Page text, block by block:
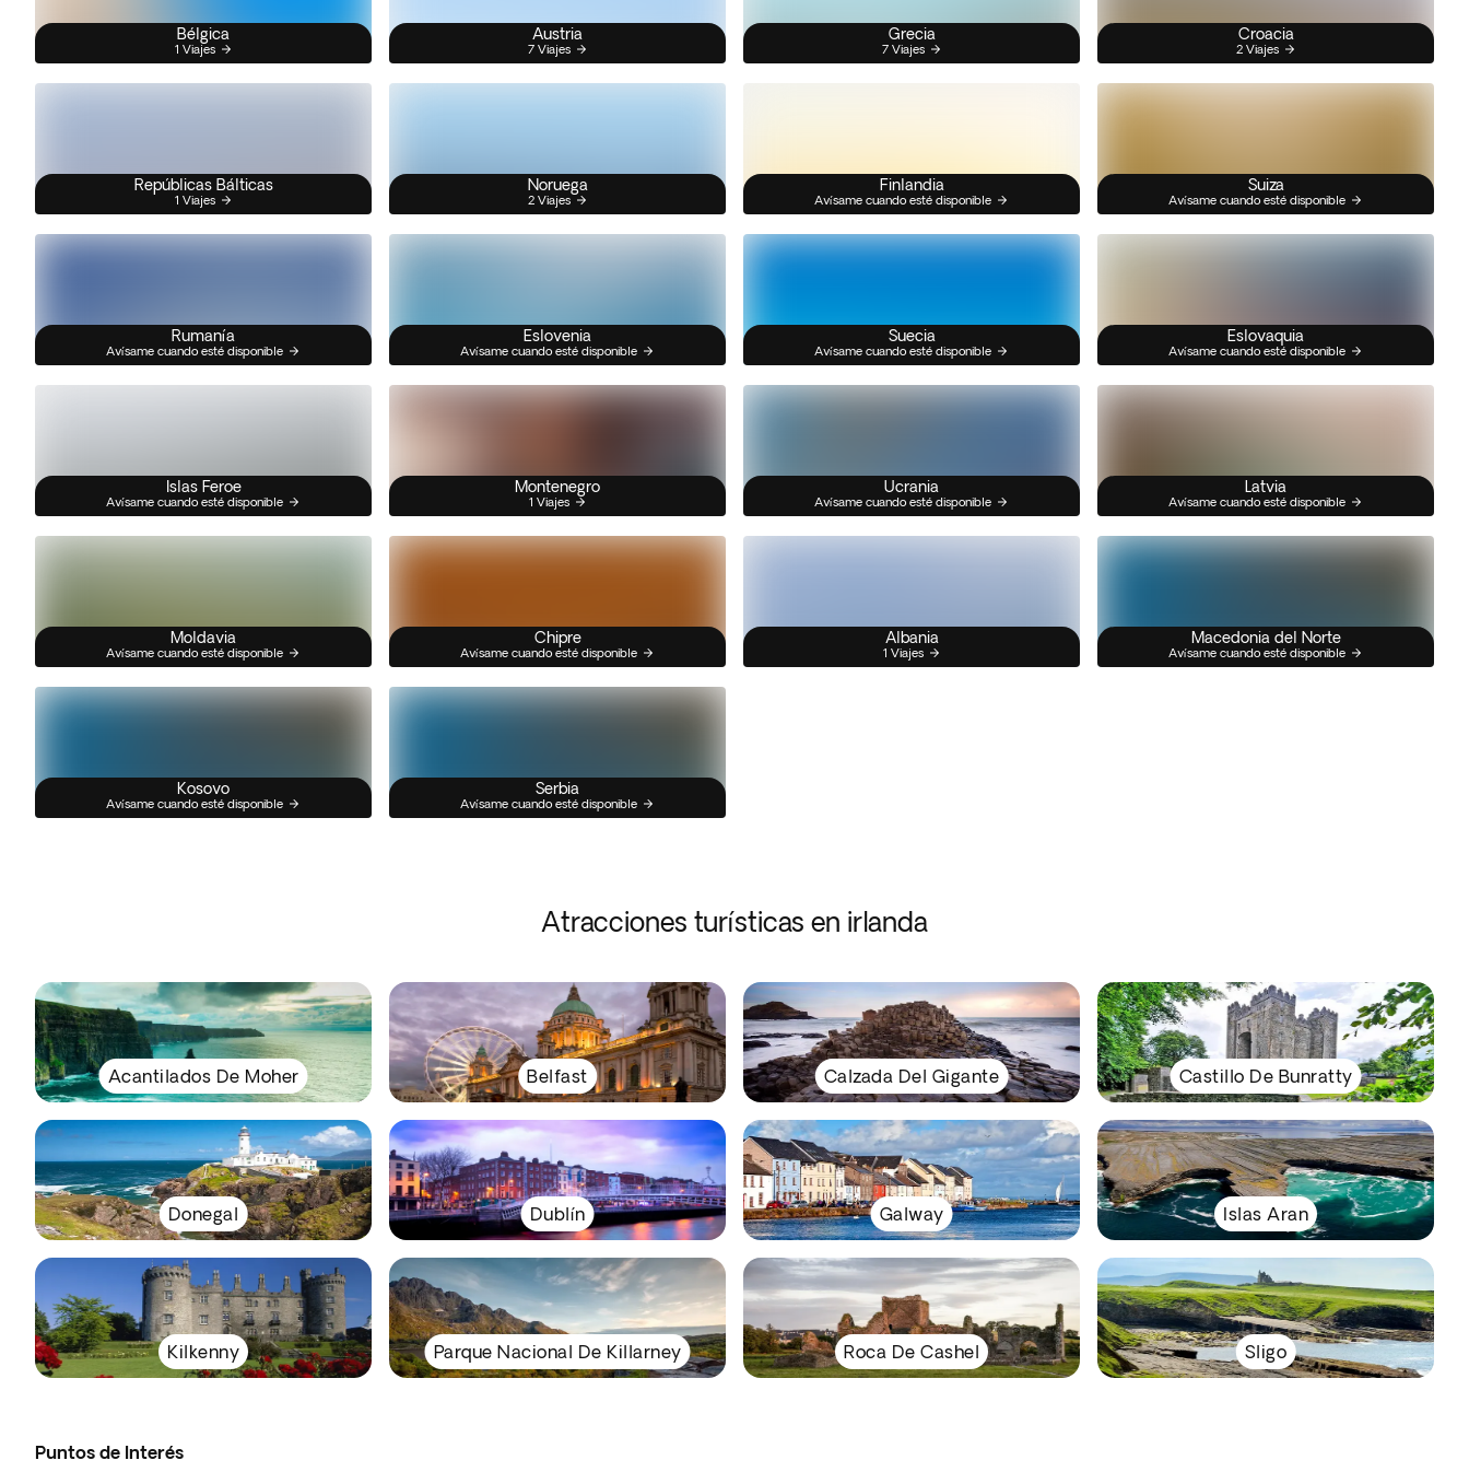
Bélgica
1 Viajes
Austria
7 Viajes
Grecia
7 Viajes
Croacia
2 Viajes
Repúblicas Bálticas
1 Viajes
Noruega
2 Viajes
Finlandia
Avísame cuando esté disponible
Suiza
Avísame cuando esté disponible
Rumanía
Avísame cuando esté disponible
Eslovenia
Avísame cuando esté disponible
Suecia
Avísame cuando esté disponible
Eslovaquia
Avísame cuando esté disponible
Islas Feroe
Avísame cuando esté disponible
Montenegro
1 Viajes
Ucrania
Avísame cuando esté disponible
Latvia
Avísame cuando esté disponible
Moldavia
Avísame cuando esté disponible
Chipre
Avísame cuando esté disponible
Albania
1 Viajes
Macedonia del Norte
Avísame cuando esté disponible
Kosovo
Avísame cuando esté disponible
Serbia
Avísame cuando esté disponible
Atracciones turísticas en irlanda
Acantilados De Moher Belfast Calzada Del Gigante Castillo De Bunratty
Donegal Dublín Galway Islas Aran
Kilkenny Parque Nacional De Killarney Roca De Cashel Sligo
Puntos de Interés